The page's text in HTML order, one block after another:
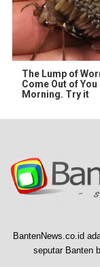
The Lump of
Come Out of You
Morning. Try it
BantenNews.co.id
seputar Banten